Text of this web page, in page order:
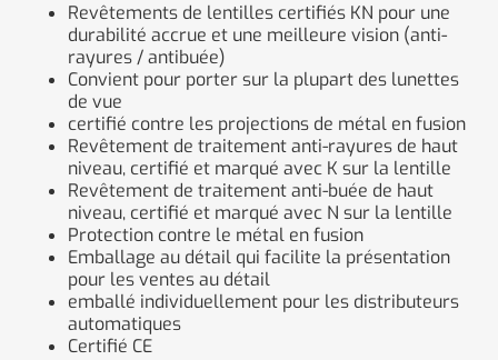
Revêtements de lentilles certifiés KN pour une
durabilité accrue et une meilleure vision (anti-
rayures / antibuée)
Convient pour porter sur la plupart des lunettes
de vue
certifié contre les projections de métal en fusion
Revêtement de traitement anti-rayures de haut
niveau, certifié et marqué avec K sur la lentille
Revêtement de traitement anti-buée de haut
niveau, certifié et marqué avec N sur la lentille
Protection contre le métal en fusion
Emballage au détail qui facilite la présentation
pour les ventes au détail
emballé individuellement pour les distributeurs
automatiques
Certifié CE